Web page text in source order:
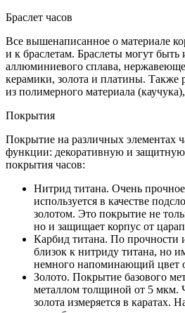
Браслет часов
Все вышенаписанное о материале
и к браслетам. Браслеты могут быть
аллюминиевого сплава,
керамики, золота и платины. Также
из полимерного материала
Покрытия
Покрытие на различных элементах
функции: декоративную и
покрытия часов:
Нитрид титана. Очень
используется в качестве
золотом. Это покрытие не
но и защищает корпус от
Карбид титана. По прочности
близок к нитриду титана, но
немного напоминающий цвет
Золото. Покрытие базового
металлом толщиной от 5 мкм.
золота измеряется в каратах.